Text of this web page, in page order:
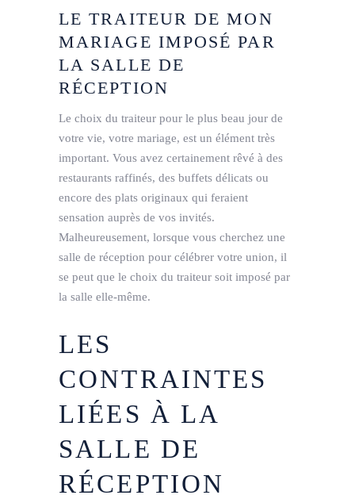
LE TRAITEUR DE MON
MARIAGE IMPOSÉ PAR
LA SALLE DE
RÉCEPTION
Le choix du traiteur pour le plus beau jour de
votre vie, votre mariage, est un élément très
important. Vous avez certainement rêvé à des
restaurants raffinés, des buffets délicats ou
encore des plats originaux qui feraient
sensation auprès de vos invités.
Malheureusement, lorsque vous cherchez une
salle de réception pour célébrer votre union, il
se peut que le choix du traiteur soit imposé par
la salle elle-même.
LES
CONTRAINTES
LIÉES À LA
SALLE DE
RÉCEPTION